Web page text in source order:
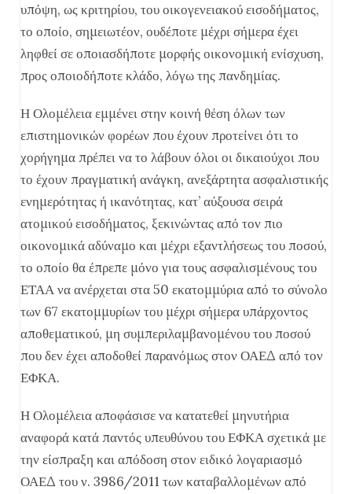
υπόψη, ως κριτηρίου, του οικογενειακού εισοδήματος,
το οποίο, σημειωτέον, ουδέποτε μέχρι σήμερα έχει
ληφθεί σε οποιασδήποτε μορφής οικονομική ενίσχυση,
προς οποιοδήποτε κλάδο, λόγω της πανδημίας.
Η Ολομέλεια εμμένει στην κοινή θέση όλων των
επιστημονικών φορέων που έχουν προτείνει ότι το
χορήγημα πρέπει να το λάβουν όλοι οι δικαιούχοι που
το έχουν πραγματική ανάγκη, ανεξάρτητα ασφαλιστικής
ενημερότητας ή ικανότητας, κατ’ αύξουσα σειρά
ατομικού εισοδήματος, ξεκινώντας από τον πιο
οικονομικά αδύναμο και μέχρι εξαντλήσεως του ποσού,
το οποίο θα έπρεπε μόνο για τους ασφαλισμένους του
ΕΤΑΑ να ανέρχεται στα 50 εκατομμύρια από το σύνολο
των 67 εκατομμυρίων του μέχρι σήμερα υπάρχοντος
αποθεματικού, μη συμπεριλαμβανομένου του ποσού
που δεν έχει αποδοθεί παρανόμως στον ΟΑΕΔ από τον
ΕΦΚΑ.
Η Ολομέλεια αποφάσισε να κατατεθεί μηνυτήρια
αναφορά κατά παντός υπευθύνου του ΕΦΚΑ σχετικά με
την είσπραξη και απόδοση στον ειδικό λογαριασμό
ΟΑΕΔ του ν. 3986/2011 των καταβαλλομένων από